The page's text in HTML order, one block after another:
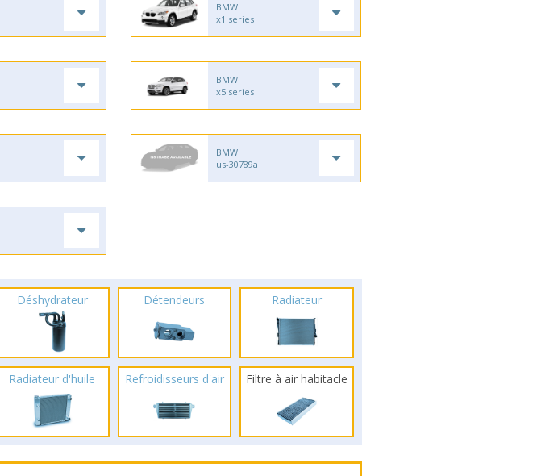
BMW
x1 series
BMW
x5 series
BMW
us-30789a
Déshydrateur Détendeurs Radiateur
Radiateur d'huile Refroidisseurs d'air Filtre à air habitacle